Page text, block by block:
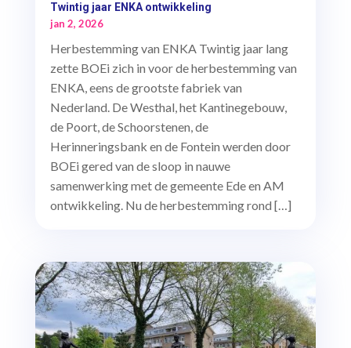
Twintig jaar ENKA ontwikkeling
jan 2, 2026
Herbestemming van ENKA Twintig jaar lang
zette BOEi zich in voor de herbestemming van
ENKA, eens de grootste fabriek van
Nederland. De Westhal, het Kantinegebouw,
de Poort, de Schoorstenen, de
Herinneringsbank en de Fontein werden door
BOEi gered van de sloop in nauwe
samenwerking met de gemeente Ede en AM
ontwikkeling. Nu de herbestemming rond […]